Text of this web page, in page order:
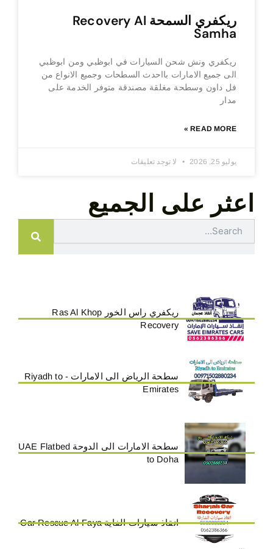
ريكفري السمحة Recovery Al
Samha
ريكفري ونش شحن السيارات في ابوظبي ومن ابوظبي
الى جميع الامارات بااحدث السطحات وجميع الانواع من
فل داون وسطحة مغلقة مصندقة متوفر الخدمة على
مدار
READ MORE »
يوليو 25, 2026 لا توجد تعليقات
اعثر على الجميع
ريكفري راس الخور Ras Al Khop
Recovery
سطحة الرياض الى الامارات - Riyadh to
Emirates
سطحة الامارات الى الدوحة UAE Flatbed
to Doha
انقاذ سيارات الفاية Car Rescue Al-Faya